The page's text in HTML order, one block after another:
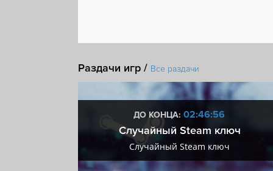
Раздачи игр / Все раздачи
ДО КОНЦА: 02:46:55
Случайный Steam ключ
Случайный Steam ключ